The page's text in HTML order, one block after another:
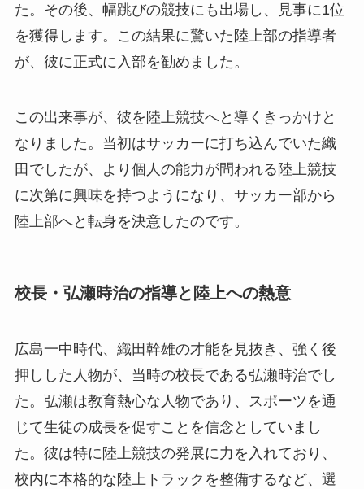
た。その後、幅跳びの競技にも出場し、見事に1位
を獲得します。この結果に驚いた陸上部の指導者
が、彼に正式に入部を勧めました。
この出来事が、彼を陸上競技へと導くきっかけと
なりました。当初はサッカーに打ち込んでいた織
田でしたが、より個人の能力が問われる陸上競技
に次第に興味を持つようになり、サッカー部から
陸上部へと転身を決意したのです。
校長・弘瀬時治の指導と陸上への熱意
広島一中時代、織田幹雄の才能を見抜き、強く後
押しした人物が、当時の校長である弘瀬時治でし
た。弘瀬は教育熱心な人物であり、スポーツを通
じて生徒の成長を促すことを信念としていまし
た。彼は特に陸上競技の発展に力を入れており、
校内に本格的な陸上トラックを整備するなど、選